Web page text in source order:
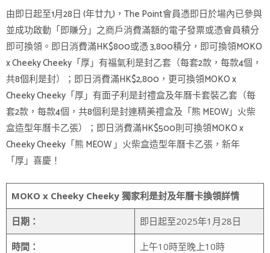
由即日起至1月28日 (年廿九)，The Point會員憑即日於場內已參與
並成功啟動「即賺分」之商戶消費滿額的電子發票或憑會員積分
即可換領。即日消費滿HK$800或憑 3,800積分，即可換領MOKO
x Cheeky Cheeky「厚」有福氣利是封乙套（每套2款，每款4個，
共8個利是封）；即日消費滿HK$2,800，更可換領MOKO x
Cheeky Cheeky「厚」有面子利是封禮盒及年曆卡套裝乙套（每
套2款，每款4個，共8個利是封連精美禮盒及「熊 MEOW」火柴
盒造型年曆卡乙張）；即日消費滿HK$500則可換領MOKO x
Cheeky Cheeky「熊 MEOW 」火柴盒造型年曆卡乙張，新年
「厚」喜慶！
MOKO x Cheeky Cheeky 獨家利是封及年曆卡換領詳情
日期： 即日起至2025年1月28日
時間： 上午10時至晚上10時